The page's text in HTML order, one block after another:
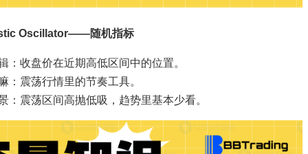
Oscillator——随机指标
：收盘价在近期高低区间中的位置。
：震荡行情里的节奏工具。
：震荡区间高抛低吸，趋势里基本少看。